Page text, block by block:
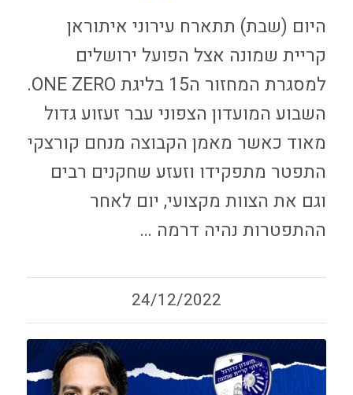
היום (שבת) תתארח עירוני איתוראן
קריית שמונה אצל הפועל ירושלים
למסגרת המחזור ה15 בליגת ONE ZERO.
השבוע המועדון הצפוני עבר זעזוע גדול
מאוד כאשר מאמן הקבוצה מנחם קורצקי
התפטר מתפקידו וזעזע שחקנים רבים
וגם את הצוות מקצועי, יום לאחר
ההתפטרות נהיה דרמה …
24/12/2022